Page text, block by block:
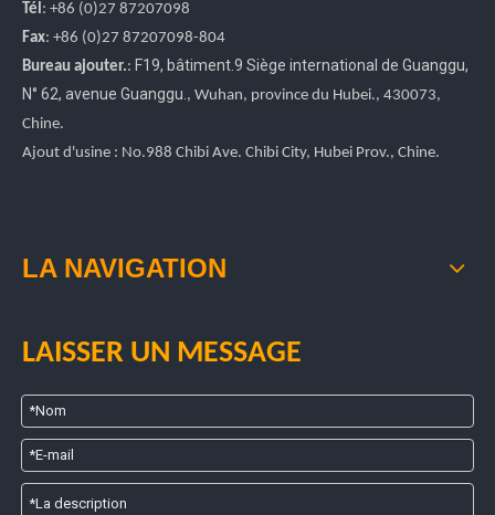
Tél : +86 (0)27 87207098
Fax: +86 (0)27 87207098-804
Bureau ajouter.: F19, bâtiment.9 Siège international de Guanggu,
N° 62, avenue Guanggu. , Wuhan, province du Hubei., 430073,
Chine.
Ajout d'usine : No.988 Chibi Ave. Chibi City, Hubei Prov., Chine.
LA NAVIGATION
LAISSER UN MESSAGE